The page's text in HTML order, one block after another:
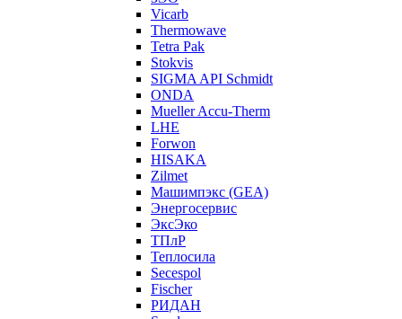
Vicarb
Thermowave
Tetra Pak
Stokvis
SIGMA API Schmidt
ONDA
Mueller Accu-Therm
LHE
Forwon
HISAKA
Zilmet
Машимпэкс (GEA)
Энергосервис
ЭксЭко
ТПлР
Теплосила
Secespol
Fischer
РИДАН